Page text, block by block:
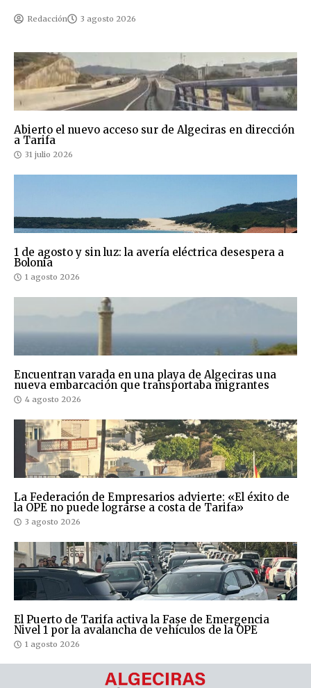
Redacción 3 agosto 2026
Abierto el nuevo acceso sur de Algeciras en dirección
a Tarifa
31 julio 2026
1 de agosto y sin luz: la avería eléctrica desespera a
Bolonia
1 agosto 2026
Encuentran varada en una playa de Algeciras una
nueva embarcación que transportaba migrantes
4 agosto 2026
La Federación de Empresarios advierte: «El éxito de
la OPE no puede lograrse a costa de Tarifa»
3 agosto 2026
El Puerto de Tarifa activa la Fase de Emergencia
Nivel 1 por la avalancha de vehículos de la OPE
1 agosto 2026